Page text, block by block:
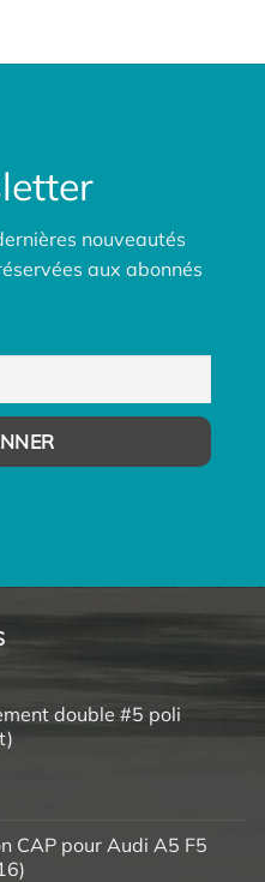
nouveautés
aux abonnés
double #5 poli
CAP pour Audi A5 F5